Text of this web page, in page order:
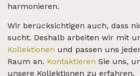
harmonieren.
Wir berücksichtigen auch, dass
sucht. Deshalb arbeiten wir mit
Kollektionen und passen uns
Raum an. Kontaktieren Sie uns,
unsere Kollektionen zu erfahren.